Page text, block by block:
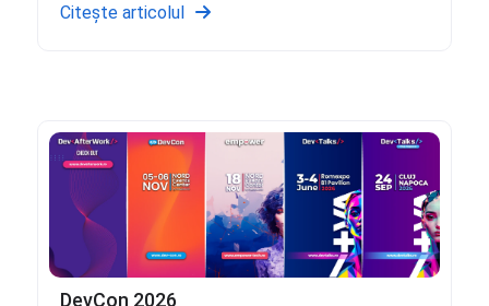
Citește articolul
DevCon 2026